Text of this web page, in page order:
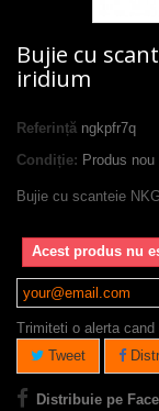
Bujie cu
iridium
Referință ngkpfr7q
Condiție: Produs nou
Bujie cu scanteie
Acest produs nu
Trimiteti o alerta cand
Tweet
Distribuie pe